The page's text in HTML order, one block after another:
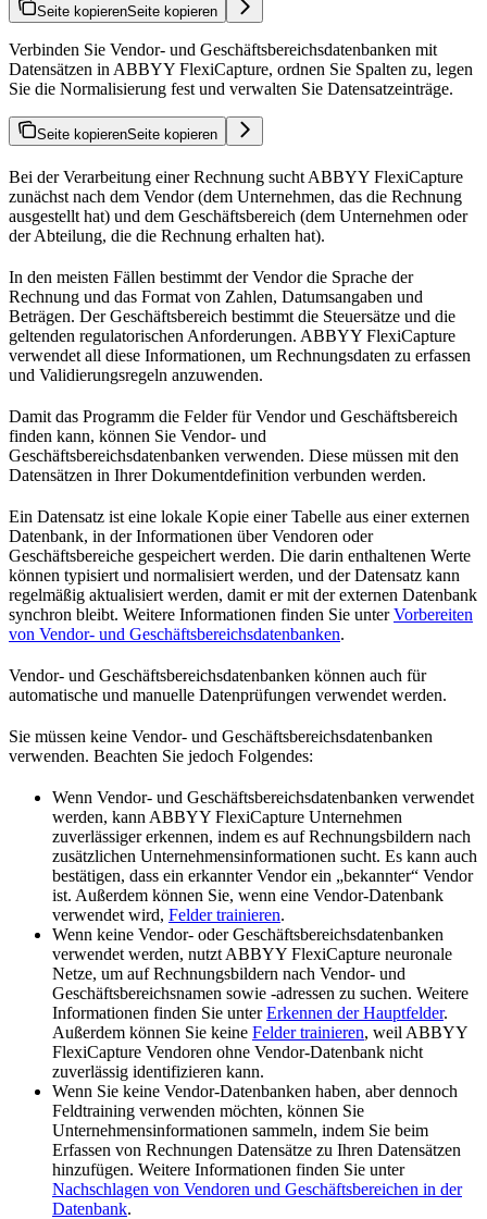
Seite kopierenSeite kopieren
Verbinden Sie Vendor- und Geschäftsbereichsdatenbanken mit
Datensätzen in ABBYY FlexiCapture, ordnen Sie Spalten zu, legen
Sie die Normalisierung fest und verwalten Sie Datensatzeinträge.
Seite kopierenSeite kopieren
Bei der Verarbeitung einer Rechnung sucht ABBYY FlexiCapture
zunächst nach dem Vendor (dem Unternehmen, das die Rechnung
ausgestellt hat) und dem Geschäftsbereich (dem Unternehmen oder
der Abteilung, die die Rechnung erhalten hat).
In den meisten Fällen bestimmt der Vendor die Sprache der
Rechnung und das Format von Zahlen, Datumsangaben und
Beträgen. Der Geschäftsbereich bestimmt die Steuersätze und die
geltenden regulatorischen Anforderungen. ABBYY FlexiCapture
verwendet all diese Informationen, um Rechnungsdaten zu erfassen
und Validierungsregeln anzuwenden.
Damit das Programm die Felder für Vendor und Geschäftsbereich
finden kann, können Sie Vendor- und
Geschäftsbereichsdatenbanken verwenden. Diese müssen mit den
Datensätzen in Ihrer Dokumentdefinition verbunden werden.
Ein Datensatz ist eine lokale Kopie einer Tabelle aus einer externen
Datenbank, in der Informationen über Vendoren oder
Geschäftsbereiche gespeichert werden. Die darin enthaltenen Werte
können typisiert und normalisiert werden, und der Datensatz kann
regelmäßig aktualisiert werden, damit er mit der externen Datenbank
synchron bleibt. Weitere Informationen finden Sie unterVorbereiten
von Vendor- und Geschäftsbereichsdatenbanken.
Vendor- und Geschäftsbereichsdatenbanken können auch für
automatische und manuelle Datenprüfungen verwendet werden.
Sie müssen keine Vendor- und Geschäftsbereichsdatenbanken
verwenden. Beachten Sie jedoch Folgendes:
Wenn Vendor- und Geschäftsbereichsdatenbanken verwendet
werden, kann ABBYY FlexiCapture Unternehmen
zuverlässiger erkennen, indem es auf Rechnungsbildern nach
zusätzlichen Unternehmensinformationen sucht. Es kann auch
bestätigen, dass ein erkannter Vendor ein „bekannter“ Vendor
ist. Außerdem können Sie, wenn eine Vendor-Datenbank
verwendet wird, Felder trainieren.
Wenn keine Vendor- oder Geschäftsbereichsdatenbanken
verwendet werden, nutzt ABBYY FlexiCapture neuronale
Netze, um auf Rechnungsbildern nach Vendor- und
Geschäftsbereichsnamen sowie -adressen zu suchen. Weitere
Informationen finden Sie unterErkennen der Hauptfelder.
Außerdem können Sie keine Felder trainieren, weil ABBYY
FlexiCapture Vendoren ohne Vendor-Datenbank nicht
zuverlässig identifizieren kann.
Wenn Sie keine Vendor-Datenbanken haben, aber dennoch
Feldtraining verwenden möchten, können Sie
Unternehmensinformationen sammeln, indem Sie beim
Erfassen von Rechnungen Datensätze zu Ihren Datensätzen
hinzufügen. Weitere Informationen finden Sie unter
Nachschlagen von Vendoren und Geschäftsbereichen in der
Datenbank.